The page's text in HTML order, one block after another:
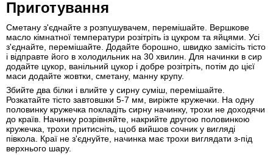
Приготування
Сметану з'єднайте з розпушувачем, перемішайте. Вершкове
масло кімнатної температури розітріть із цукром та яйцями. Усі
з'єднайте, перемішайте. Додайте борошно, швидко замісіть тісто
і відправте його в холодильник на 30 хвилин. Для начинки в сир
додайте цукор, ванільний цукор і добре розітріть, потім до цієї
маси додайте жовтки, сметану, манну крупу.
Збийте два білки і влийте у сирну суміш, перемішайте.
Розкатайте тісто завтовшки 5-7 мм, виріжте кружечки. На одну
половинку кружечка покладіть сирну начинку, трохи не доходячи
до країв. Начинку розрівняйте, накрийте другою половинкою
кружечка, трохи притисніть, щоб вийшов сочник у вигляді
півкола. Краї не з'єднуйте, начинка має трохи виглядати з-під
верхнього шару.